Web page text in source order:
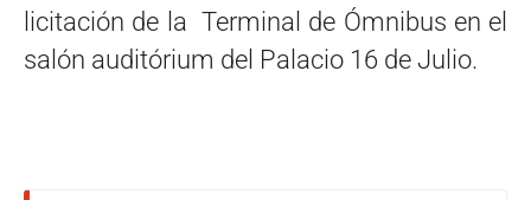
licitación de la Terminal de Ómnibus en el
salón auditórium del Palacio 16 de Julio.